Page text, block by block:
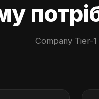
Company Tier-1